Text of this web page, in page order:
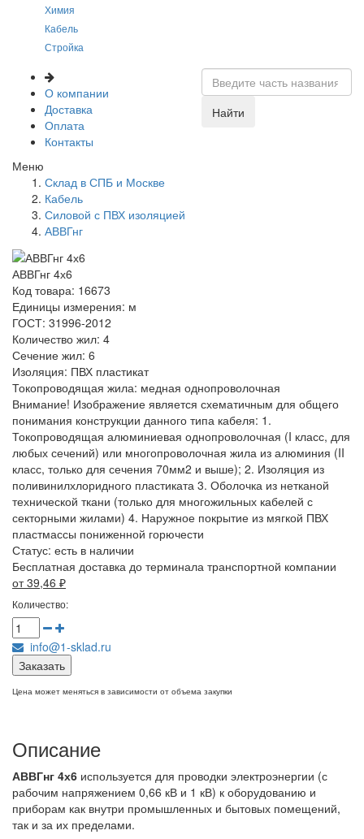
Химия
Кабель
Стройка
О компании
Доставка
Оплата
Контакты
Найти
Меню
Склад в СПБ и Москве
Кабель
Силовой с ПВХ изоляцией
АВВГнг
АВВГнг 4х6
Код товара: 16673
Единицы измерения: м
ГОСТ: 31996-2012
Количество жил: 4
Сечение жил: 6
Изоляция: ПВХ пластикат
Токопроводящая жила: медная однопроволочная
Внимание! Изображение является схематичным для общего
понимания конструкции данного типа кабеля: 1.
Токопроводящая алюминиевая однопроволочная (I класс, для
любых сечений) или многопроволочная жила из алюминия (II
класс, только для сечения 70мм2 и выше); 2. Изоляция из
поливинилхлоридного пластиката 3. Оболочка из нетканой
технической ткани (только для многожильных кабелей с
секторными жилами) 4. Наружное покрытие из мягкой ПВХ
пластмассы пониженной горючести
Статус: есть в наличии
Бесплатная доставка до терминала транспортной компании
от 39,46 ₽
Количество:
info@1-sklad.ru
Заказать
Цена может меняться в зависимости от объема закупки
Описание
АВВГнг 4х6 используется для проводки электроэнергии (с
рабочим напряжением 0,66 кВ и 1 кВ) к оборудованию и
приборам как внутри промышленных и бытовых помещений,
так и за их пределами.